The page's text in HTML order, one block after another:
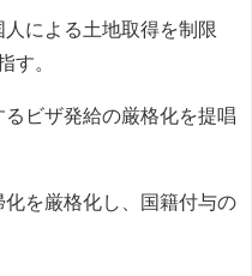
人による土地取得を制限
す。
るビザ発給の厳格化を提唱
化を厳格化し、国籍付与の